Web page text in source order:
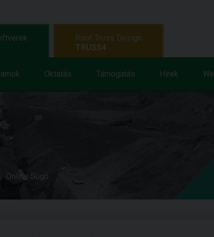
Oktatás Támogatás Hírek
Roof Truss Design
TRUSS4
Online Súgó